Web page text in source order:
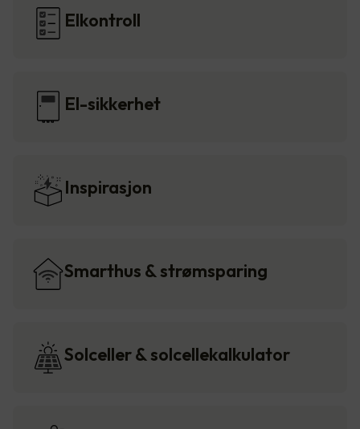
Elkontroll
El-sikkerhet
Inspirasjon
Smarthus & strømsparing
Solceller & solcellekalkulator